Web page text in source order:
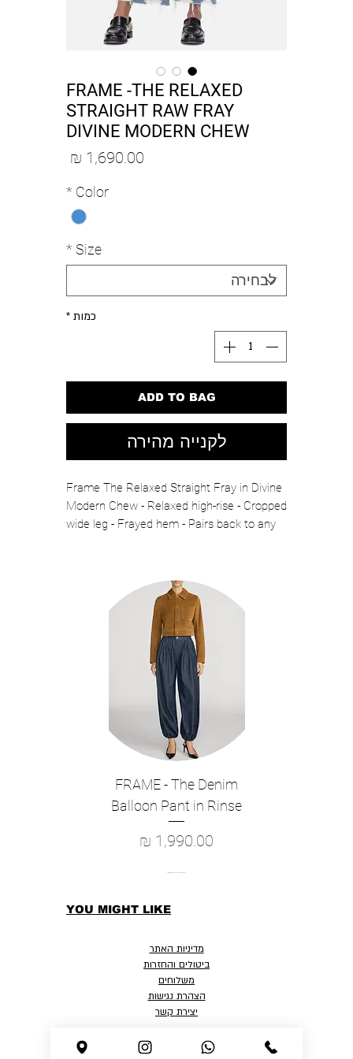
FRAME -THE RELAXED
STRAIGHT RAW FRAY
DIVINE MODERN CHEW
Color
*
Size
*
כמות *
ADD TO BAG
לקנייה מהירה
Frame The Relaxed Straight Fray in Divine
Modern Chew - Relaxed high-rise - Cropped
wide leg - Frayed hem - Pairs back to any
FRAME - The Denim
Balloon Pant in Rinse
מחיר
YOU MIGHT LIKE
מדיניות האתר
ביטולים והחזרות
משלוחים
הצהרת נגישות
יצירת קשר